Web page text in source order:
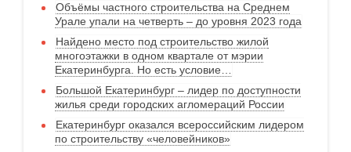
Объёмы частного строительства на Среднем
Урале упали на четверть – до уровня 2023 года
Найдено место под строительство жилой
многоэтажки в одном квартале от мэрии
Екатеринбурга. Но есть условие…
Большой Екатеринбург – лидер по доступности
жилья среди городских агломераций России
Екатеринбург оказался всероссийским лидером
по строительству «человейников»